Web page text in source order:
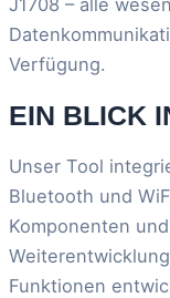
Verfügung.
EIN BLICK
Unser Tool
Bluetooth und
Komponenten
Funktionen